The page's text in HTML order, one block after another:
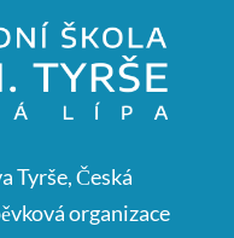
Tyrše, Česká
organizace